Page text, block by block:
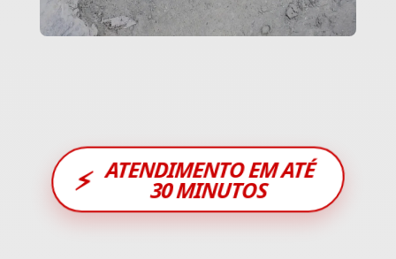
⚡ ATENDIMENTO EM ATÉ
30 MINUTOS